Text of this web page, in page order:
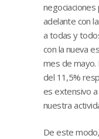
adelante con
a todas y
con la nueva
mes de mayo.
del 11,5%
es extensivo
nuestra
De este